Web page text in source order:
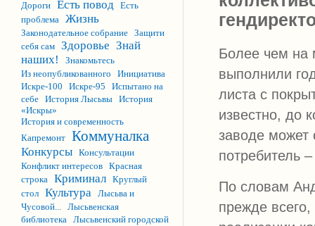
Дороги Есть повод Есть
проблема Жизнь
Законодательное собрание Защити
себя сам Здоровье Знай
наших!
Знакомьтесь
Из неопубликованного
Инициатива
Искре-100
Искре-95
Испытано на
себе История Лысьвы История
«Искры»
История и современность
Капремонт Коммуналка
Конкурсы Консультации
Конфликт интересов Красная
строка Криминал Круглый
стол Культура Лысьва и
Чусовой... Лысьвенская
библиотека Лысьвенский городской
Более чем на
выполнили
листа с
известно, до
заводе может
потребитель
По словам
прежде